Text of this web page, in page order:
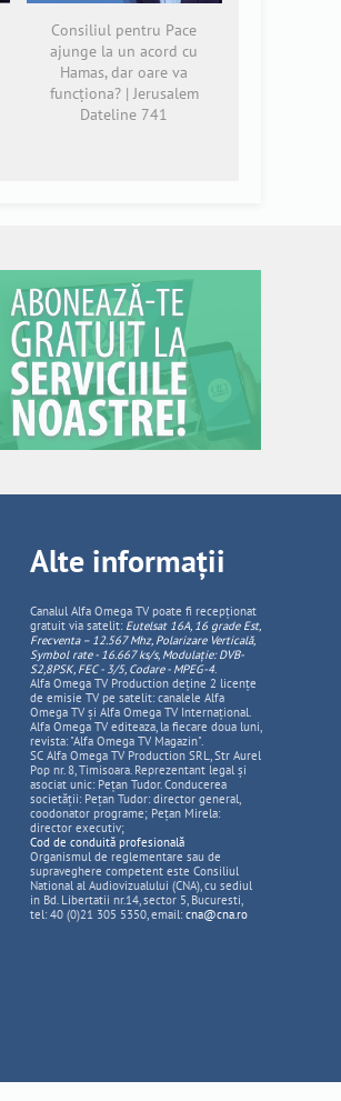
Consiliul pentru Pace
ajunge la un acord cu
Hamas, dar oare va
funcționa? | Jerusalem
Dateline 741
Alte informații
Canalul Alfa Omega TV poate fi recepționat
gratuit via satelit: Eutelsat 16A, 16 grade Est,
Frecventa – 12.567 Mhz, PolarizareVerticală,
Symbol rate - 16.667 ks/s, Modulație: DVB-
S2,8PSK, FEC - 3/5, Codare - MPEG-4.
Alfa Omega TV Production deține 2 licențe
de emisie TV pe satelit: canalele Alfa
Omega TV și Alfa Omega TV Internațional.
Alfa Omega TV editeaza, la fiecare doua luni,
revista: "Alfa Omega TV Magazin".
SC Alfa Omega TV Production SRL, Str Aurel
Pop nr. 8, Timisoara. Reprezentant legal și
asociat unic: Pețan Tudor. Conducerea
societății: Pețan Tudor: director general,
coodonator programe; Pețan Mirela:
director executiv;
Cod de conduită profesională
Organismul de reglementare sau de
supraveghere competent este Consiliul
National al Audiovizualului (CNA), cu sediul
in Bd. Libertatii nr.14, sector 5, Bucuresti,
tel: 40 (0)21 305 5350, email: cna@cna.ro